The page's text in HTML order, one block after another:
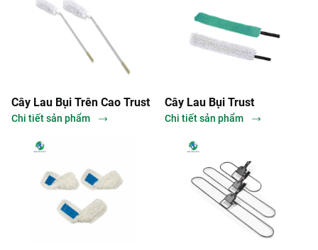
Cây Lau Bụi Trên Cao Trust
Chi tiết sản phẩm
Cây Lau Bụi Trust
Chi tiết sản phẩm